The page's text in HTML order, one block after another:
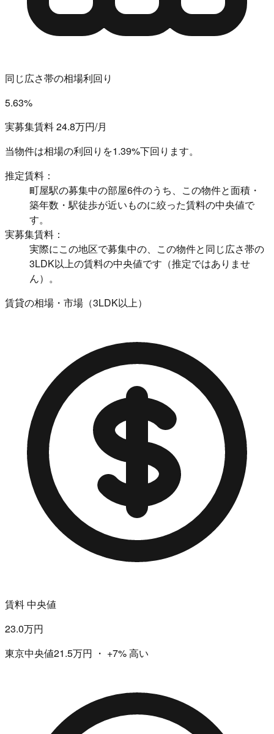
同じ広さ帯の相場利回り
5.63%
実募集賃料 24.8万円/月
当物件は相場の利回りを1.39%下回ります。
推定賃料：
町屋駅の募集中の部屋6件のうち、この物件と面積・
築年数・駅徒歩が近いものに絞った賃料の中央値で
す。
実募集賃料：
実際にこの地区で募集中の、この物件と同じ広さ帯の
3LDK以上の賃料の中央値です（推定ではありませ
ん）。
賃貸の相場・市場（3LDK以上）
賃料 中央値
23.0万円
東京中央値21.5万円 ・ +7%高い